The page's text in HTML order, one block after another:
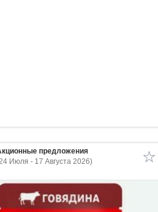
предложения
Июля - 17 Августа 2026)